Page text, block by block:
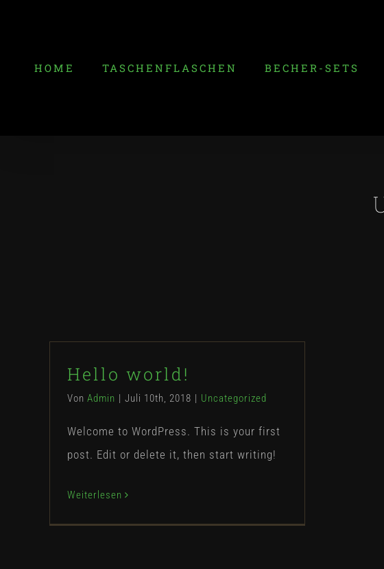
HOME TASCHENFLASCHEN BECHER-SETS
Hello world!
Von Admin | Juli 10th, 2018 | Uncategorized
Welcome to WordPress. This is your first
post. Edit or delete it, then start writing!
Weiterlesen